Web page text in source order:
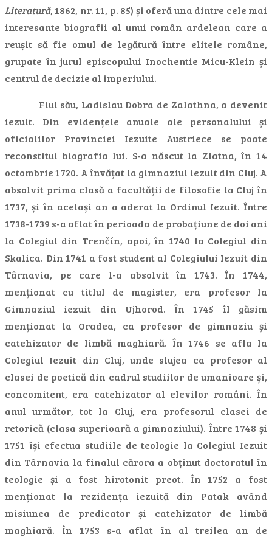
Literatură, 1862, nr. 11, p. 85) și oferă una dintre cele mai
interesante biografii al unui român ardelean care a
reușit să fie omul de legătură între elitele române,
grupate în jurul episcopului Inochentie Micu-Klein și
centrul de decizie al imperiului.
Fiul său, Ladislau Dobra de Zalathna, a devenit
iezuit. Din evidențele anuale ale personalului și
oficialilor Provinciei Iezuite Austriece se poate
reconstitui biografia lui. S-a născut la Zlatna, în 14
octombrie 1720. A învățat la gimnaziul iezuit din Cluj. A
absolvit prima clasă a facultății de filosofie la Cluj în
1737, și în același an a aderat la Ordinul Iezuit. Între
1738-1739 s-a aflat în perioada de probațiune de doi ani
la Colegiul din Trenčín, apoi, în 1740 la Colegiul din
Skalica. Din 1741 a fost student al Colegiului Iezuit din
Târnavia, pe care l-a absolvit în 1743. În 1744,
menționat cu titlul de magister, era profesor la
Gimnaziul iezuit din Ujhorod. În 1745 îl găsim
menționat la Oradea, ca profesor de gimnaziu și
catehizator de limbă maghiară. În 1746 se afla la
Colegiul Iezuit din Cluj, unde slujea ca profesor al
clasei de poetică din cadrul studiilor de umanioare și,
concomitent, era catehizator al elevilor români. În
anul următor, tot la Cluj, era profesorul clasei de
retorică (clasa superioară a gimnaziului). Între 1748 și
1751 își efectua studiile de teologie la Colegiul Iezuit
din Târnavia la finalul cărora a obținut doctoratul în
teologie și a fost hirotonit preot. În 1752 a fost
menționat la rezidența iezuită din Patak având
misiunea de predicator și catehizator de limbă
maghiară. În 1753 s-a aflat în al treilea an de